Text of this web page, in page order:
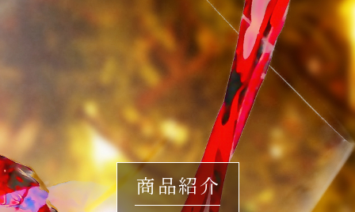
商品紹介